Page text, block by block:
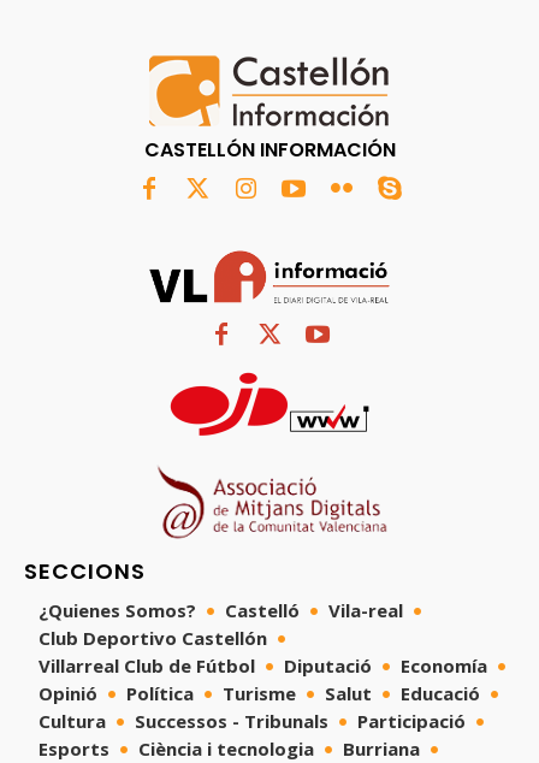
CASTELLÓN INFORMACIÓN
SECCIONS
¿Quienes Somos? Castelló
Vila-real
Club Deportivo Castellón
Villarreal Club de Fútbol
Diputació
Economía
Opinió
Política Turisme Salut
Educació
Cultura
Successos - Tribunals
Participació
Esports
Ciència i tecnologia
Burriana